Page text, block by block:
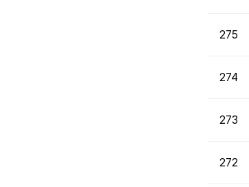
275
274
273
272